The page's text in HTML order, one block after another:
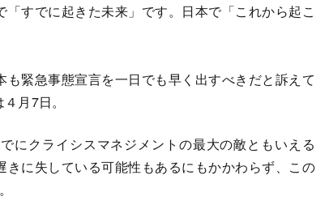
すでに起きた未来」です。日本で「これから起こ
緊急事態宣言を一日でも早く出すべきだと訴えて
月7日。
にクライシスマネジメントの最大の敵ともいえる
きに失している可能性もあるにもかかわらず、この